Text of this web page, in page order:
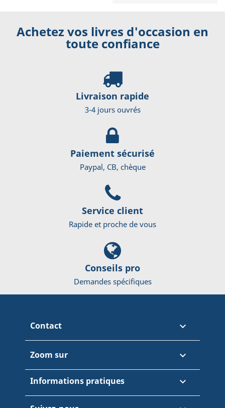
Achetez vos livres d'occasion en
toute confiance
Livraison rapide
3-4 jours ouvrés
Paiement sécurisé
Paypal, CB, chèque
Service client
Rapide et proche de vous
Conseils pro
Demandes spécifiques
Contact 
Zoom sur 
Informations pratiques 